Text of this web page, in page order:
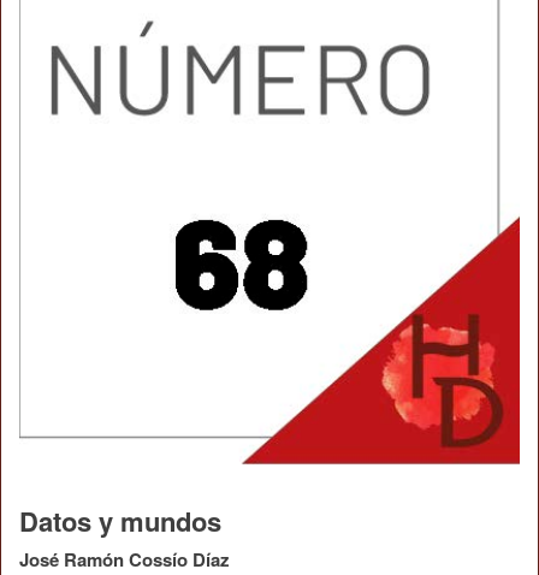
Datos y mundos
José Ramón Cossío Díaz